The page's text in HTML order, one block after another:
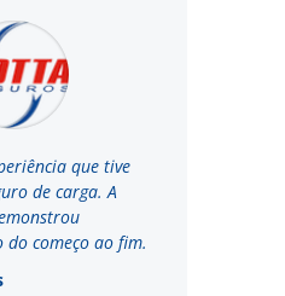
que tive
de carga. A
começo ao fim.